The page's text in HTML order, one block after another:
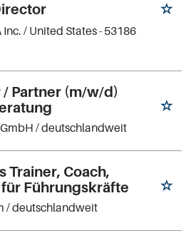
Inc. / United States - 53186
Partner (m/w/d)
/ deutschlandweit
Trainer, Coach,
Führungskräfte
/ deutschlandweit